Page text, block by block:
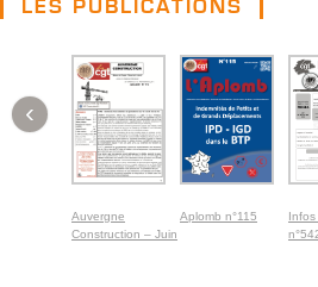
LES PUBLICATIONS
Auvergne
Construction – Juin
Aplomb n°115
‹